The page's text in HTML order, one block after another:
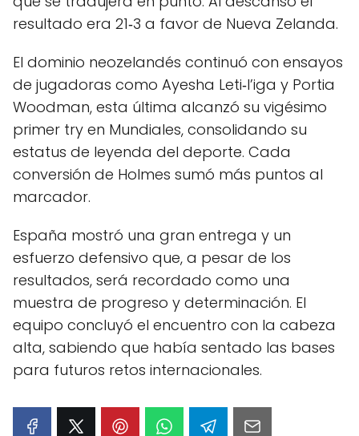
resultado era 21‑3 a favor de Nueva Zelanda.
El dominio neozelandés continuó con ensayos
de jugadoras como Ayesha Leti‑I’iga y Portia
Woodman, esta última alcanzó su vigésimo
primer try en Mundiales, consolidando su
estatus de leyenda del deporte. Cada
conversión de Holmes sumó más puntos al
marcador.
España mostró una gran entrega y un
esfuerzo defensivo que, a pesar de los
resultados, será recordado como una
muestra de progreso y determinación. El
equipo concluyó el encuentro con la cabeza
alta, sabiendo que había sentado las bases
para futuros retos internacionales.